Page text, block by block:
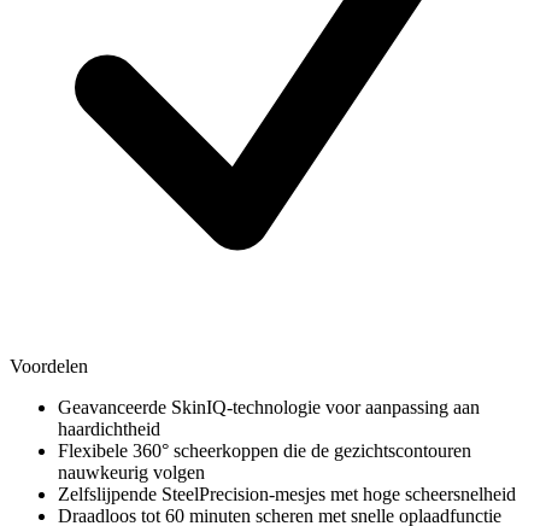
Voordelen
Geavanceerde SkinIQ-technologie voor aanpassing aan
haardichtheid
Flexibele 360° scheerkoppen die de gezichtscontouren
nauwkeurig volgen
Zelfslijpende SteelPrecision-mesjes met hoge scheersnelheid
Draadloos tot 60 minuten scheren met snelle oplaadfunctie